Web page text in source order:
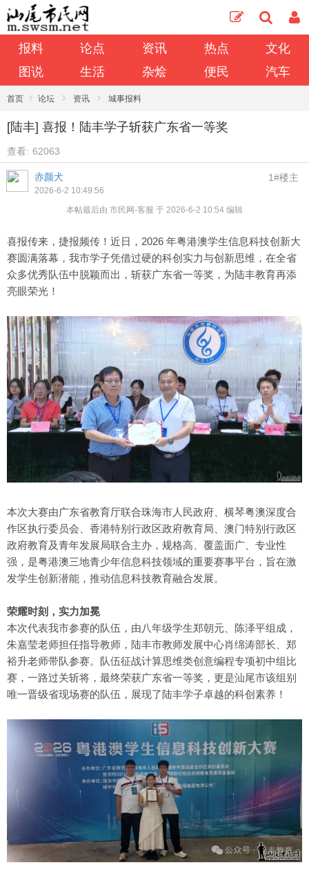
报料 论点 资讯 热点
文化
图说
生活 杂烩 便民 汽车
首页 › 论坛 › 资讯 › 城事报料
[陆丰] 喜报！陆丰学子斩获广东省一等奖
查看: 62063
赤颜犬
2026-6-2 10:49:56
1#楼主
本帖最后由 市民网-客服 于 2026-6-2 10:54 编辑
喜报传来，捷报频传！近日，2026 年粤港澳学生信息科技创新大
赛圆满落幕，我市学子凭借过硬的科创实力与创新思维，在全省
众多优秀队伍中脱颖而出，斩获广东省一等奖，为陆丰教育再添
亮眼荣光！
本次大赛由广东省教育厅联合珠海市人民政府、横琴粤澳深度合
作区执行委员会、香港特别行政区政府教育局、澳门特别行政区
政府教育及青年发展局联合主办，规格高、覆盖面广、专业性
强，是粤港澳三地青少年信息科技领域的重要赛事平台，旨在激
发学生创新潜能，推动信息科技教育融合发展。
荣耀时刻，实力加冕
本次代表我市参赛的队伍，由八年级学生郑朝元、陈泽平组成，
朱嘉莹老师担任指导教师，陆丰市教师发展中心肖绵涛部长、郑
裕升老师带队参赛。队伍征战计算思维类创意编程专项初中组比
赛，一路过关斩将，最终荣获广东省一等奖，更是汕尾市该组别
唯一晋级省现场赛的队伍，展现了陆丰学子卓越的科创素养！